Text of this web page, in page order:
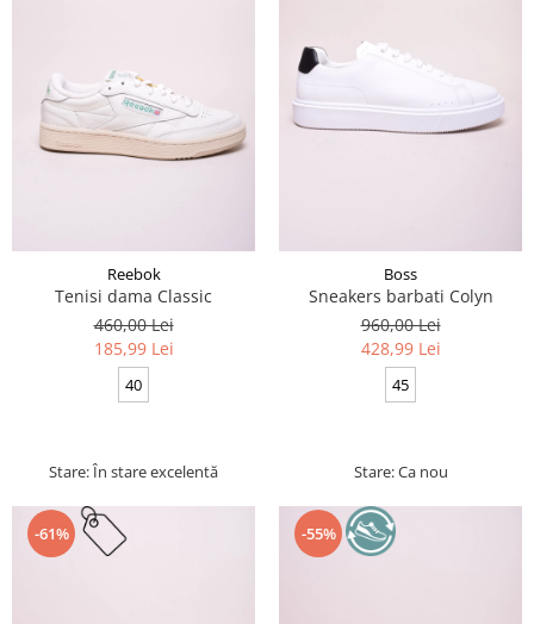
Reebok
Tenisi dama Classic
460,00 Lei
185,99 Lei
40
Stare: În stare excelentă
Boss
Sneakers barbati Colyn
960,00 Lei
428,99 Lei
45
Stare: Ca nou
-61% -55%